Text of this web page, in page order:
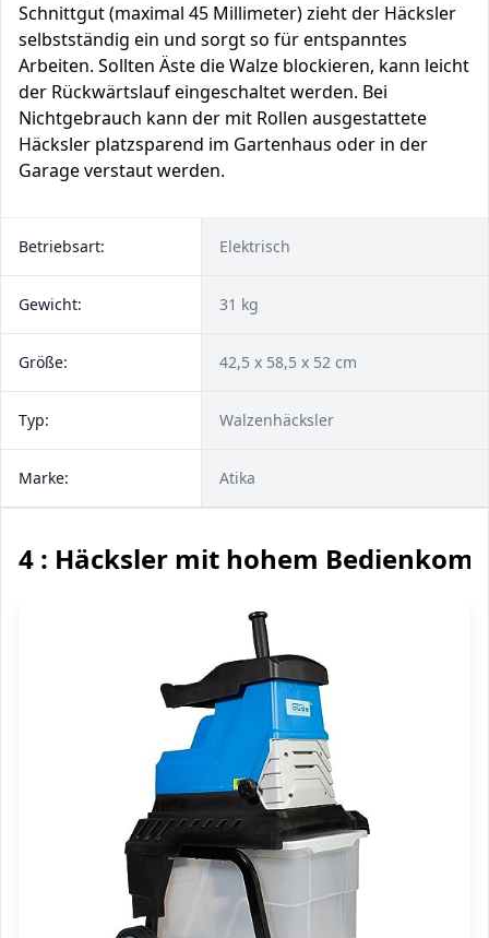
Schnittgut (maximal 45 Millimeter) zieht der Häcksler
selbstständig ein und sorgt so für entspanntes
Arbeiten. Sollten Äste die Walze blockieren, kann leicht
der Rückwärtslauf eingeschaltet werden. Bei
Nichtgebrauch kann der mit Rollen ausgestattete
Häcksler platzsparend im Gartenhaus oder in der
Garage verstaut werden.
Betriebsart: Elektrisch
Gewicht: 31 kg
Größe: 42,5 x 58,5 x 52 cm
Typ: Walzenhäcksler
Marke: Atika
4 : Häcksler mit hohem